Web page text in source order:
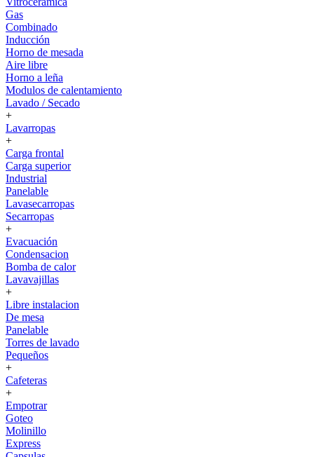
Gas
Combinado
Inducción
Horno de mesada
Aire libre
Horno a leña
Modulos de calentamiento
Lavado / Secado
+
Lavarropas
+
Carga frontal
Carga superior
Industrial
Panelable
Lavasecarropas
Secarropas
+
Evacuación
Condensacion
Bomba de calor
Lavavajillas
+
Libre instalacion
De mesa
Panelable
Torres de lavado
Pequeños
+
Cafeteras
+
Empotrar
Goteo
Molinillo
Express